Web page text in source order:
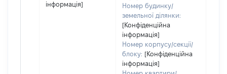
інформація]
Номер будинку/
земельної ділянки:
[Конфіденційна
інформація]
Номер корпусу/секції/
блоку: [Конфіденційна
інформація]